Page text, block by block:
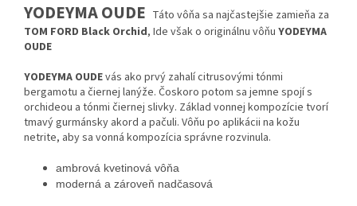
YODEYMA OUDE Táto vôňa sa najčastejšie zamieňa za
TOM FORD Black Orchid, Ide však o originálnu vôňu YODEYMA
OUDE
YODEYMA OUDEvás ako prvý zahalí citrusovými tónmi
bergamotu a čiernej lanýže. Čoskoro potom sa jemne spojí s
orchideou a tónmi čiernej slivky. Základ vonnej kompozície tvorí
tmavý gurmánsky akord a pačuli. Vôňu po aplikácii na kožu
netrite, aby sa vonná kompozícia správne rozvinula.
ambrová kvetinová vôňa
moderná a zároveň nadčasová